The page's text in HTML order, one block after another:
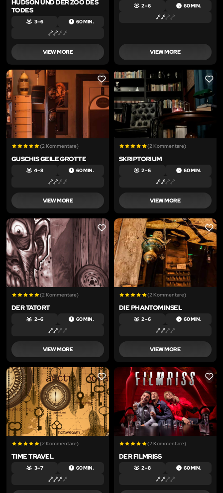
HUDSON UND DER ZOO DES
TODES
3 – 6 60 MIN.
VIEW MORE
2 – 6 60 MIN.
VIEW MORE
LIKE
(2 Kommentare)
GUSCHIS GEILE GROTTE
4 – 8 60 MIN.
VIEW MORE
LIKE
(2 Kommentare)
SKRIPTORIUM
2 – 6 60 MIN.
VIEW MORE
LIKE
(2 Kommentare)
DER TATORT
2 – 6 60 MIN.
VIEW MORE
LIKE
(2 Kommentare)
DIE PHANTOMINSEL
2 – 6 60 MIN.
VIEW MORE
LIKE
(2 Kommentare)
TIME TRAVEL
3 – 7 60 MIN.
LIKE
(2 Kommentare)
DER FILMRISS
2 – 8 60 MIN.